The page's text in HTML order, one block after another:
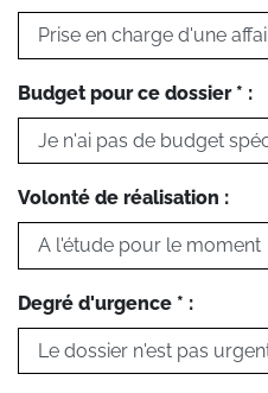
Budget pour ce dossier * :
Volonté de réalisation :
Degré d'urgence * :